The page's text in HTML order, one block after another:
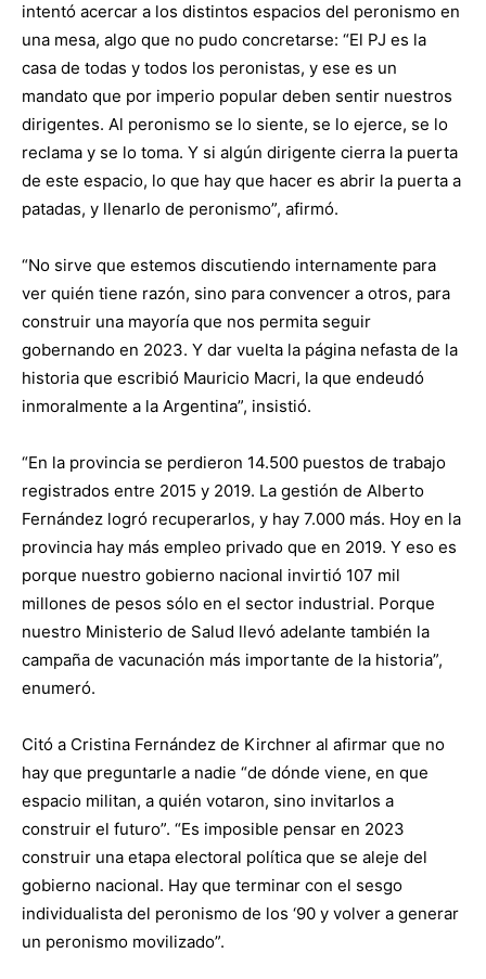
intentó acercar a los distintos espacios del peronismo en
una mesa, algo que no pudo concretarse: “El PJ es la
casa de todas y todos los peronistas, y ese es un
mandato que por imperio popular deben sentir nuestros
dirigentes. Al peronismo se lo siente, se lo ejerce, se lo
reclama y se lo toma. Y si algún dirigente cierra la puerta
de este espacio, lo que hay que hacer es abrir la puerta a
patadas, y llenarlo de peronismo”, afirmó.
“No sirve que estemos discutiendo internamente para
ver quién tiene razón, sino para convencer a otros, para
construir una mayoría que nos permita seguir
gobernando en 2023. Y dar vuelta la página nefasta de la
historia que escribió Mauricio Macri, la que endeudó
inmoralmente a la Argentina”, insistió.
“En la provincia se perdieron 14.500 puestos de trabajo
registrados entre 2015 y 2019. La gestión de Alberto
Fernández logró recuperarlos, y hay 7.000 más. Hoy en la
provincia hay más empleo privado que en 2019. Y eso es
porque nuestro gobierno nacional invirtió 107 mil
millones de pesos sólo en el sector industrial. Porque
nuestro Ministerio de Salud llevó adelante también la
campaña de vacunación más importante de la historia”,
enumeró.
Citó a Cristina Fernández de Kirchner al afirmar que no
hay que preguntarle a nadie “de dónde viene, en que
espacio militan, a quién votaron, sino invitarlos a
construir el futuro”. “Es imposible pensar en 2023
construir una etapa electoral política que se aleje del
gobierno nacional. Hay que terminar con el sesgo
individualista del peronismo de los ‘90 y volver a generar
un peronismo movilizado”.